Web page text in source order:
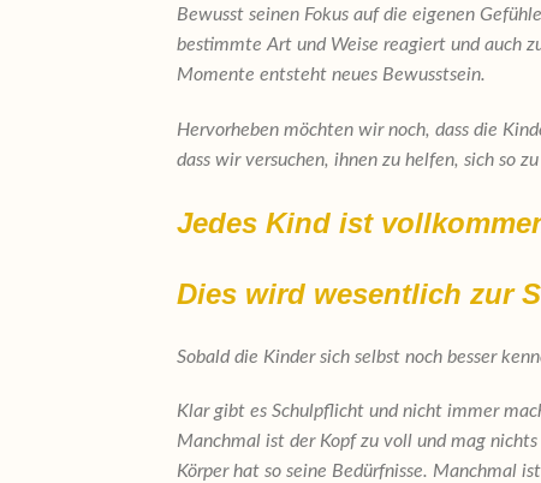
Bewusst seinen Fokus auf die eigenen
bestimmte Art und Weise reagiert und auch
Momente entsteht neues Bewusstsein.
Hervorheben möchten wir noch, dass die
dass wir versuchen, ihnen zu helfen, sich so
Jedes Kind ist
Dies wird wesentlich zur
Sobald die Kinder sich selbst noch besser
Klar gibt es Schulpflicht und nicht immer
Manchmal ist der Kopf zu voll und mag
Körper hat so seine Bedürfnisse. Manchmal